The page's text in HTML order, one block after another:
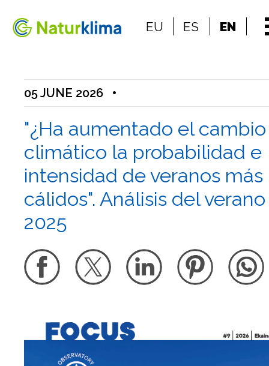
Go to the content
EU ES EN
05 JUNE 2026 •
"¿Ha aumentado el cambio
climático la probabilidad e
intensidad de veranos más
cálidos". Análisis del
2025